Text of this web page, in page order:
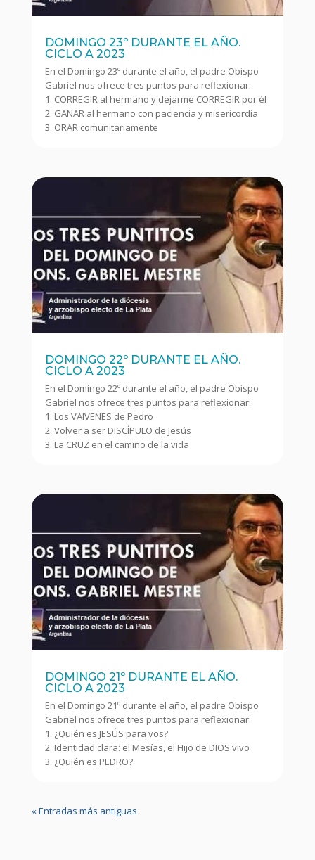
DOMINGO 23º DURANTE EL AÑO.
CICLO A 2023
En el Domingo 23º durante el año, el padre Obispo
Gabriel nos ofrece tres puntos para reflexionar:
1. CORREGIR al hermano y dejarme CORREGIR por él
2. GANAR al hermano con paciencia y misericordia
3. ORAR comunitariamente
DOMINGO 22º DURANTE EL AÑO.
CICLO A 2023
En el Domingo 22º durante el año, el padre Obispo
Gabriel nos ofrece tres puntos para reflexionar:
1. Los VAIVENES de Pedro
2. Volver a ser DISCÍPULO de Jesús
3. La CRUZ en el camino de la vida
DOMINGO 21º DURANTE EL AÑO.
CICLO A 2023
En el Domingo 21º durante el año, el padre Obispo
Gabriel nos ofrece tres puntos para reflexionar:
1. ¿Quién es JESÚS para vos?
2. Identidad clara: el Mesías, el Hijo de DIOS vivo
3. ¿Quién es PEDRO?
« Entradas más antiguas